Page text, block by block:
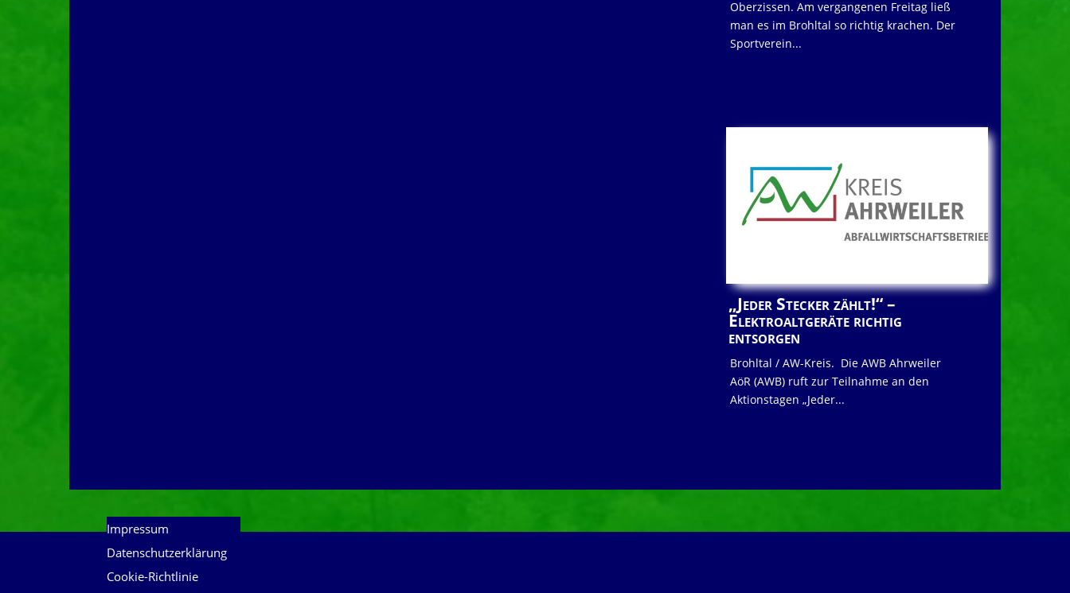
Oberzissen. Am vergangenen Freitag ließ
man es im Brohltal so richtig krachen. Der
Sportverein...
„Jeder Stecker zählt!“ –
Elektroaltgeräte richtig
entsorgen
Brohltal / AW-Kreis. Die AWB Ahrweiler
AöR (AWB) ruft zur Teilnahme an den
Aktionstagen „Jeder...
Impressum
Datenschutzerklärung
Cookie-Richtlinie